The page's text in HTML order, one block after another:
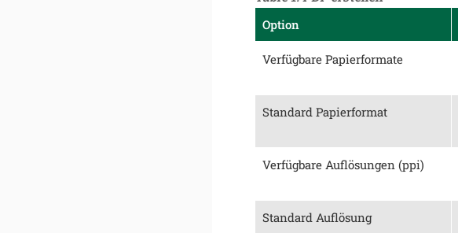
Option
Verfügbare Papierformate
Standard Papierformat
Verfügbare Auflösungen (ppi)
Standard Auflösung